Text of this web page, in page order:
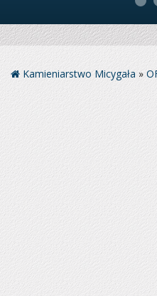
Kamieniarstwo Micygała »